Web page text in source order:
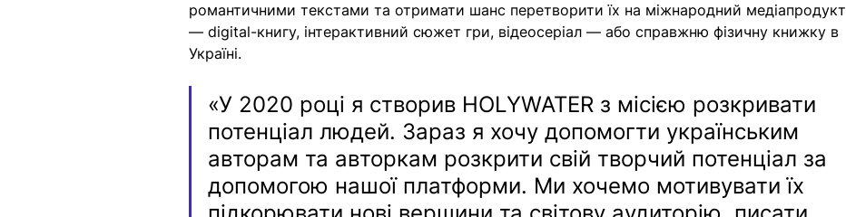
романтичними текстами та отримати шанс перетворити їх на міжнародний медіапродукт
— digital-книгу, інтерактивний сюжет гри, відеосеріал — або справжню фізичну книжку в
Україні.
«У 2020 році я створив HOLYWATER з місією розкривати
потенціал людей. Зараз я хочу допомогти українським
авторам та авторкам розкрити свій творчий потенціал за
допомогою нашої платформи. Ми хочемо мотивувати їх